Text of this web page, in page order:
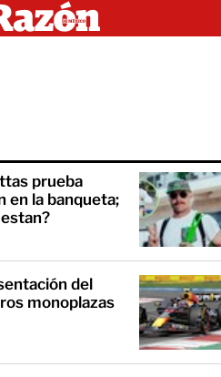
prueba
en la banqueta;
del
monoplazas